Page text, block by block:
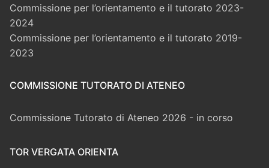
Commissione per l’orientamento e il tutorato 2023-
2024
Commissione per l’orientamento e il tutorato 2019-
2023
COMMISSIONE TUTORATO DI ATENEO
Commissione Tutorato di Ateneo 2026 - in corso
TOR VERGATA ORIENTA